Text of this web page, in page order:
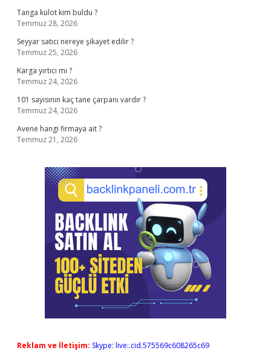
Tanga külot kim buldu ?
Temmuz 28, 2026
Seyyar satıcı nereye şikayet edilir ?
Temmuz 25, 2026
Karga yırtıcı mı ?
Temmuz 24, 2026
101 sayısının kaç tane çarpanı vardır ?
Temmuz 24, 2026
Avene hangi firmaya ait ?
Temmuz 21, 2026
Reklam ve İletişim: Skype: live:.cid.575569c608265c69